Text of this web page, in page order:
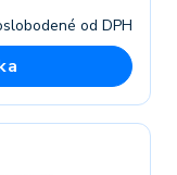
od DPH